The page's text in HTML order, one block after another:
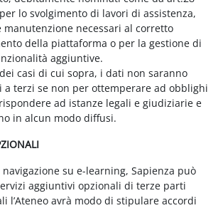
lo svolgimento di lavori di assistenza,
manutenzione necessari al corretto
della piattaforma o per la gestione di
aggiuntive.
casi di cui sopra, i dati non saranno
a terzi se non per ottemperare ad obblighi
ad istanze legali e giudiziarie e
in alcun modo diffusi.
su e-learning, Sapienza può
aggiuntivi opzionali di terze parti
l’Ateneo avrà modo di stipulare accordi